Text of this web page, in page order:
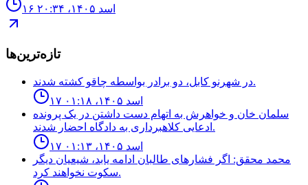
۱۶ اسد ۱۴۰۵، ۲۰:۳۴
تازه‌ترین‌ها
در شهرنو کابل، دو برادر بواسطه چاقو کشته شدند.
۱۷ اسد ۱۴۰۵، ۰۱:۱۸
سلمان خان و خواهرش به اتهام دست داشتن در یک پرونده
ادعایی کلاهبرداری به دادگاه احضار شدند.
۱۷ اسد ۱۴۰۵، ۰۱:۱۳
محمد محقق: اگر فشارهای طالبان ادامه یابد، شیعیان دیگر
سکوت نخواهند کرد.